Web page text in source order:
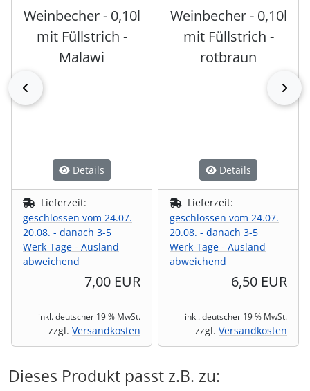
Weinbecher - 0,10l
mit Füllstrich -
Malawi
Details
Lieferzeit:
geschlossen vom 24.07.
20.08. - danach 3-5
Werk-Tage - Ausland
abweichend
7,00 EUR
inkl. deutscher 19 % MwSt.
zzgl. Versandkosten
Weinbecher - 0,10l
mit Füllstrich -
rotbraun
Details
Lieferzeit:
geschlossen vom 24.07.
20.08. - danach 3-5
Werk-Tage - Ausland
abweichend
6,50 EUR
inkl. deutscher 19 % MwSt.
zzgl. Versandkosten
Dieses Produkt passt z.B. zu: